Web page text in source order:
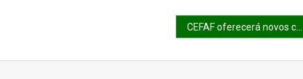
CEFAF oferecerá novos cursos de idiomas em 2021